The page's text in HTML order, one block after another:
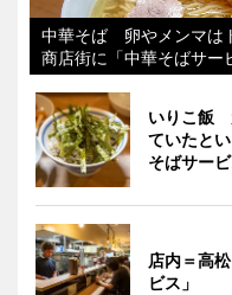
中華そば 卵やメンマは
商店街に「中華そばサー
いりこ飯
ていたと
そばサービ
店内＝高
ビス」